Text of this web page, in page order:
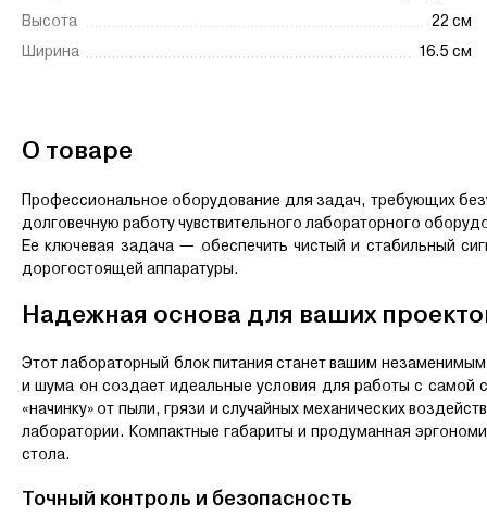
Высота
22 см
Ширина
16.5 см
О товаре
Профессиональное оборудование для задач, требующих
долговечную работу чувствительного лабораторного
Ее ключевая задача — обеспечить чистый и стабильный
дорогостоящей аппаратуры.
Надежная основа для ваших
Этот лабораторный блок питания станет вашим
и шума он создает идеальные условия для работы с самой
«начинку» от пыли, грязи и случайных механических
лаборатории. Компактные габариты и продуманная
стола.
Точный контроль и безопасность